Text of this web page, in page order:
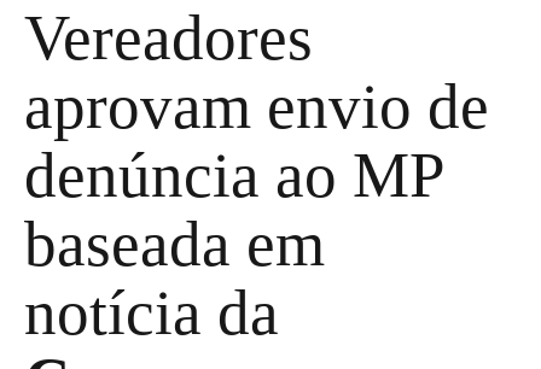
Vereadores
aprovam envio de
denúncia ao MP
baseada em
notícia da